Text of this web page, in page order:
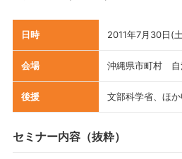
日時 2011年7月30日(
会場 沖縄県市町村
後援 文部科学省、ほ
セミナー内容（抜粋）